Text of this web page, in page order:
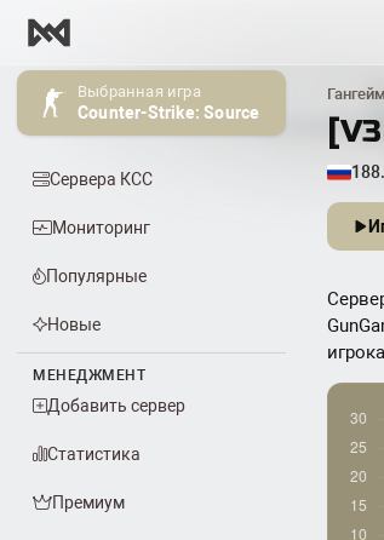
Выбранная игра
Counter-Strike: Source
Сервера КСС
Мониторинг
Популярные
Новые
МЕНЕДЖМЕНТ
Добавить сервер
Статистика
Премиум